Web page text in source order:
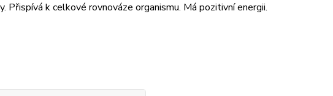
k celkové rovnováze organismu. Má pozitivní energii.